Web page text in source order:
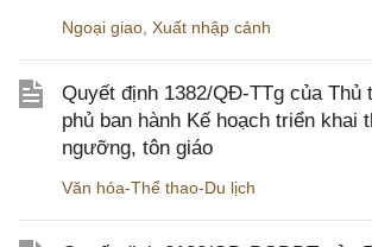
Ngoại giao Xuất nhập cảnh
Quyết định 1382/QĐ-TTg của Thủ
phủ ban hành Kế hoạch triển khai
ngưỡng, tôn giáo
Văn hóa-Thể thao-Du lịch